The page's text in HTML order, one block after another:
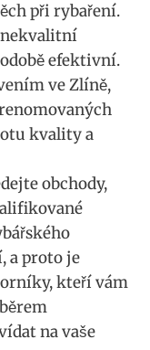
při ⁢rybaření.
nekvalitní
efektivní.
ve‍ Zlíně,​
kvality a
obchody,
a proto je
‌kteří vám
na vaše